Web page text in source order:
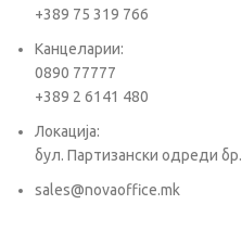
+389 75 319 766
Канцеларии:
0890 77777
+389 2 6141 480
Локација:
бул. Партизански одреди
sales@novaoffice.mk